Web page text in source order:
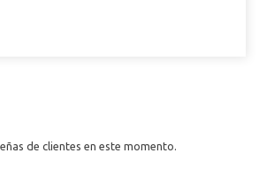
de clientes en este momento.